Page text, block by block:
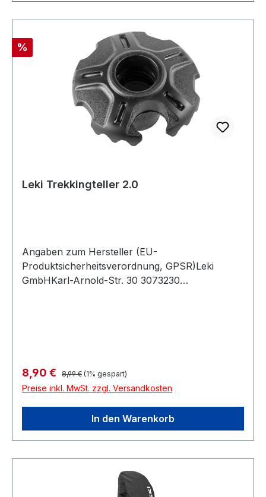
Rabatt
%
Leki Trekkingteller 2.0
Angaben zum Hersteller (EU-
Produktsicherheitsverordnung, GPSR)Leki
GmbHKarl-Arnold-Str. 30 3073230
Verkaufspreis:
8,90 € Regulärer Preis:
8,99 € (1% gespart)
Preise inkl. MwSt. zzgl. Versandkosten
In den Warenkorb